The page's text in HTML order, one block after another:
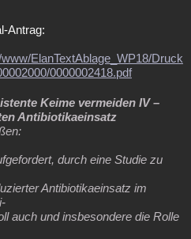
Antrag:
ElanTextAblage_WP18/Druck
0000002418.pdf
Keime vermeiden IV –
Antibiotikaeinsatz
durch eine Studie zu
Antibiotikaeinsatz im
auch und insbesondere die Rolle